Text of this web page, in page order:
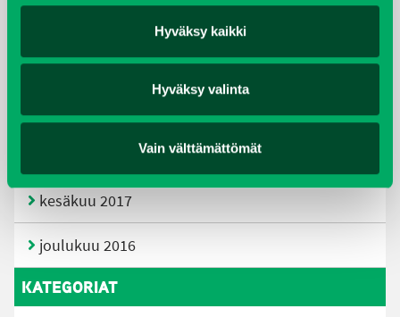
Hyväksy kaikki
Hyväksy valinta
Vain välttämättömät
tammikuu 2018
joulukuu 2017
kesäkuu 2017
joulukuu 2016
KATEGORIAT